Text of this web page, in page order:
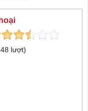
lượt)